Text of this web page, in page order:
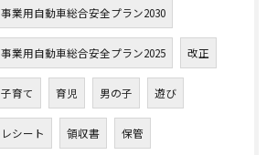
事業用自動車総合安全プラン2030
事業用自動車総合安全プラン2025 改正
子育て 育児 男の子 遊び
レシート 領収書 保管